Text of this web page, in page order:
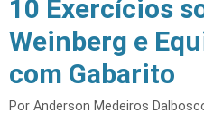
10 Exercícios
Weinberg e
com Gabarito
Por Anderson Medeiros